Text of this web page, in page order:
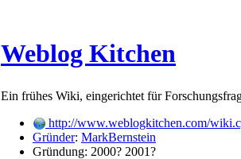
Weblog Kitchen
Ein frühes Wiki, eingerichtet für
http://www.weblogkitchen.com/
Gründer: MarkBernstein
Gründung: 2000? 2001?